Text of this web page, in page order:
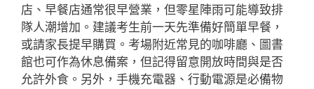
店、早餐店通常很早營業，但零星陣雨可能導致排
隊人潮增加。建議考生前一天先準備好簡單早餐，
或請家長提早購買。考場附近常見的咖啡廳、圖書
館也可作為休息備案，但記得留意開放時間與是否
允許外食。另外，手機充電器、行動電源是必備物